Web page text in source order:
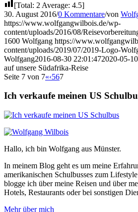
[Total: 2 Average: 4.5]
30. August 2016/0 Kommentare/von
https://www.wolfgangwilbois.de/wp-
content/uploads/2016/08/
1600 Wolfgang https://
content/uploads/2019/07/2019-Logo-
Wolfgang2016-08-30 22:01:472020-05-
auf unsere Südafrika-Reise
Seite 7 von 7«‹567
Ich verkaufe meinen US
Hallo, ich bin Wolfgang aus Münster.
In meinem Blog geht es um meine
amerikanischen Schulbusses zum
blogge ich über meine Reisen und über
Hotels, Restaurants oder bei sonstigen
Mehr über mich